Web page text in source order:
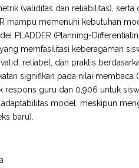
(validitas dan reliabilitas), serta
mampu memenuhi kebutuhan
PLADDER (Planning-
memfasilitasi keberagaman
reliabel, dan praktis
signifikan pada nilai membaca
guru dan 0,906 untuk
model, meskipun
baru).